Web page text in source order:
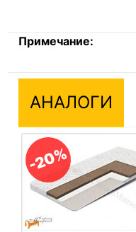
Примечание:
АНАЛОГИ
-20%